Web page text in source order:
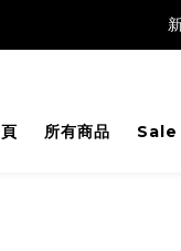
所有商品 Sale